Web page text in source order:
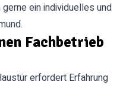
ein individuelles und
Fachbetrieb
erfordert Erfahrung